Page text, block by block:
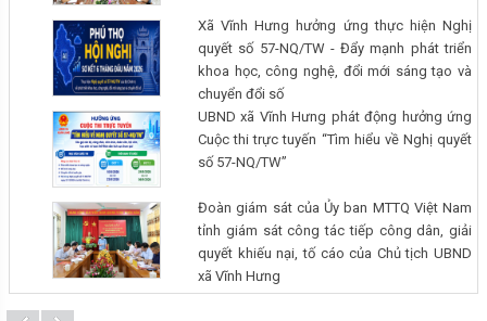
danh tính hài cốt liệt sĩ tại Nghĩa trang Liệt sĩ Nghĩa Hưng và Nghĩa trang
Liệt sĩ Yên Lập thuộc xã Vĩnh Hưng – tỉnh Phú Thọ.Xã Vĩnh Hưng hưởng ứng thực hiện Nghị
quyết số 57-NQ/TW - Đẩy mạnh phát triển
khoa học, công nghệ, đổi mới sáng tạo và
chuyển đổi số
UBND xã Vĩnh Hưng phát động hưởng ứng
Cuộc thi trực tuyến “Tìm hiểu về Nghị quyết
số 57-NQ/TW”
Đoàn giám sát của Ủy ban MTTQ Việt Nam
tỉnh giám sát công tác tiếp công dân, giải
quyết khiếu nại, tố cáo của Chủ tịch UBND
xã Vĩnh Hưng